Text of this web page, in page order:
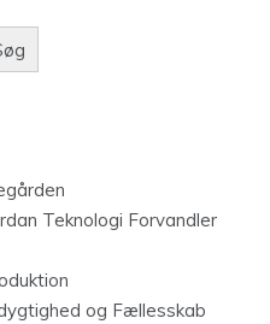
Teknologi Forvandler
og Fællesskab